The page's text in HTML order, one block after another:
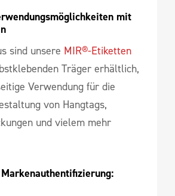
mit
sind unsere MIR®-Etiketten
Träger erhältlich,
Verwendung für die
von Hangtags,
und vielem mehr